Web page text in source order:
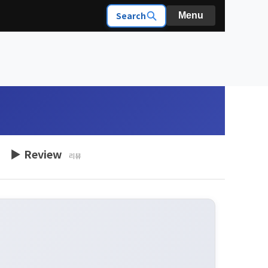
Search Menu
▶ Review 리뷰